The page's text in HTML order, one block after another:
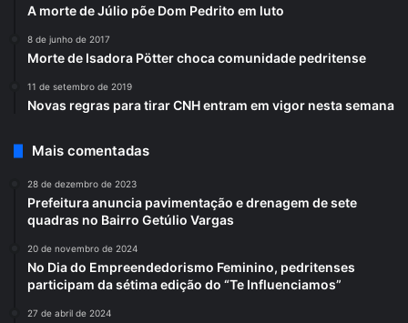
A morte de Júlio põe Dom Pedrito em luto
8 de junho de 2017
Morte de Isadora Pötter choca comunidade pedritense
11 de setembro de 2019
Novas regras para tirar CNH entram em vigor nesta semana
Mais comentadas
28 de dezembro de 2023
Prefeitura anuncia pavimentação e drenagem de sete
quadras no Bairro Getúlio Vargas
20 de novembro de 2024
No Dia do Empreendedorismo Feminino, pedritenses
participam da sétima edição do “Te Influenciamos”
27 de abril de 2024